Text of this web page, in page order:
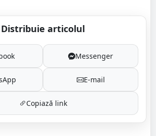
Distribuie articolul
Messenger
E-mail
Copiază link